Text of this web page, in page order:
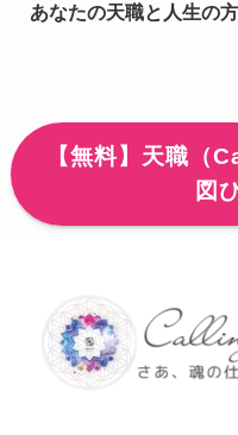
あなたの天職と人生の
【無料】天職（
図